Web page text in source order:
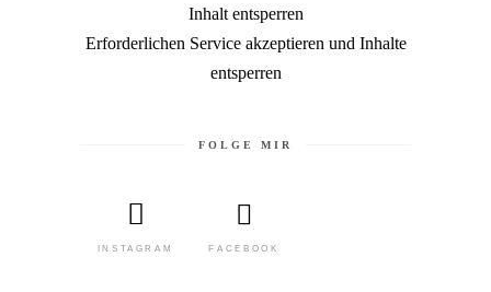
Inhalt entsperren
Erforderlichen Service akzeptieren und Inhalte
entsperren
FOLGE MIR
INSTAGRAM FACEBOOK